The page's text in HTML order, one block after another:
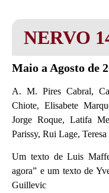
NERVO
Maio a Agosto de
A. M. Pires Cabral,
Chiote, Elisabete
Jorge Roque, Latifa
Parissy, Rui Lage,
Um texto de Luis
agora” e um texto de
Guillevic